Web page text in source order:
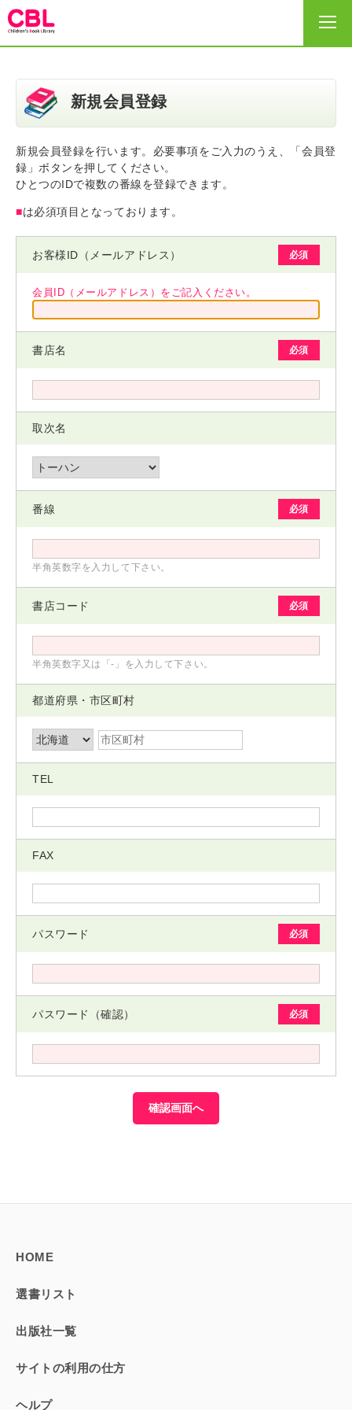
選書リスト
出版社・事務局
サイトの利用の仕方
ヘルプ
お問い合わせ
新規会員登録
新規会員登録を行います。必要事項をご入力のうえ、「会員登
録」ボタンを押してください。
ひとつのIDで複数の番線を登録できます。
■は必須項目となっております。
お客様ID（メールアドレス） 必須
会員ID（メールアドレス）をご記入ください。
書店名 必須
取次名
番線 必須
半角英数字を入力して下さい。
書店コード 必須
半角英数字又は「-」を入力して下さい。
都道府県 ・ 市区町村
TEL
FAX
パスワード 必須
パスワード（確認） 必須
HOME
選書リスト
出版社一覧
サイトの利用の仕方
ヘルプ